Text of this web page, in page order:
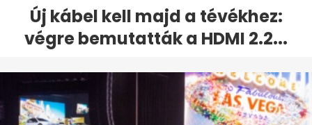
Új kábel kell majd a tévékhez:
végre bemutatták a HDMI 2.2...